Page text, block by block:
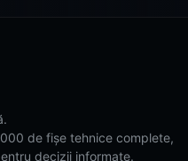
de fișe tehnice complete,
decizii informate.